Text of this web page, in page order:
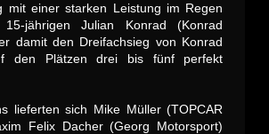
mit einer starken Leistung im Regen
jährigen Julian Konrad (Konrad
damit den Dreifachsieg von Konrad
den Plätzen drei bis fünf perfekt
lieferten sich Mike Müller (TOPCAR
Felix Dacher (Georg Motorsport)